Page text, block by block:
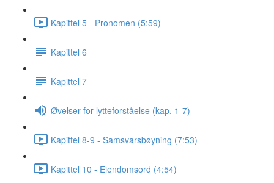
Kapittel 5 - Pronomen (5:59)
Kapittel 6
Kapittel 7
Øvelser for lytteforståelse (kap. 1-7)
Kapittel 8-9 - Samsvarsbøyning (7:53)
Kapittel 10 - Eiendomsord (4:54)